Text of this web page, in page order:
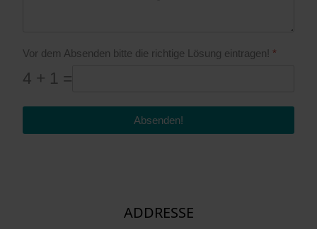
Vor dem Absenden bitte die richtige Lösung eintragen! *
4 + 1 =
Absenden!
ADDRESSE